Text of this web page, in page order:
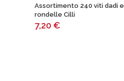
Assortimento 240 viti dadi e
rondelle Cilli
7,20 €